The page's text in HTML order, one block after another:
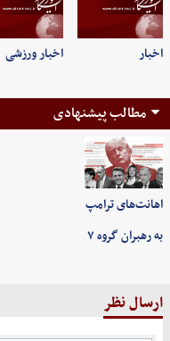
اخبار اخبار ورزشی
مطالب پیشنهادی
اهانت‌های ترامپ
به رهبران گروه ۷
ارسال نظر